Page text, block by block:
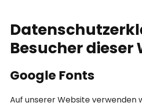
Besucher dieser
Google Fonts
Auf unserer Website verwenden